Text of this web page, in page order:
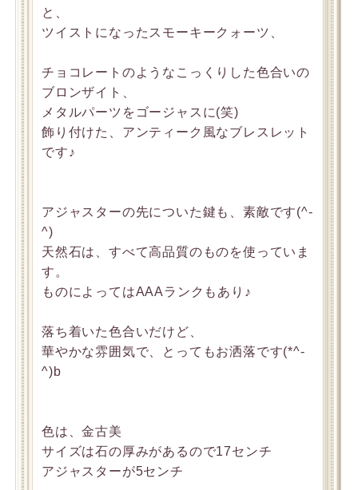
と、
ツイストになったスモーキークォーツ、
チョコレートのようなこっくりした色合いの
ブロンザイト、
メタルパーツをゴージャスに(笑)
飾り付けた、アンティーク風なブレスレット
です♪
アジャスターの先についた鍵も、素敵です(^-
^)
天然石は、すべて高品質のものを使っていま
す。
ものによってはAAAランクもあり♪
落ち着いた色合いだけど、
華やかな雰囲気で、とってもお洒落です(*^-
^)b
色は、金古美
サイズは石の厚みがあるので17センチ
アジャスターが5センチ